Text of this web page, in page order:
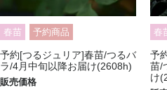
春苗 予約商品
予約[つるジュリア]春苗/つるバ
ラ/4月中旬以降お届け(2608h)
春
予
苗/
け